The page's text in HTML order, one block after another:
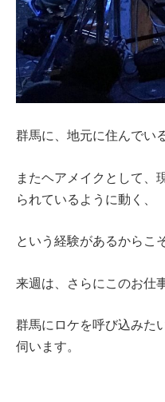
群馬に、地元に住んでい
またヘアメイクとして、
られているように動く、
という経験があるからこ
来週は、さらにこのお仕
群馬にロケを呼び込みた
伺います。